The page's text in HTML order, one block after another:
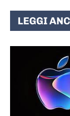
LEGGI